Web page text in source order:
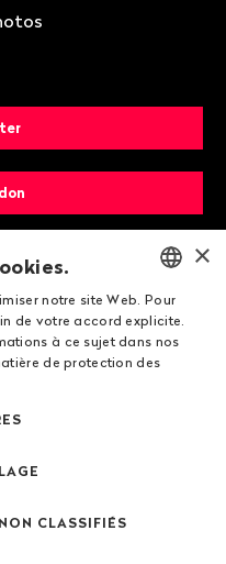
Eye
Eye en matière de
ENGLISH
DEUTSCH
×
notre site Web. Pour
de votre accord explicite.
à ce sujet dans nos
de protection des
NON CLASSIFIÉS